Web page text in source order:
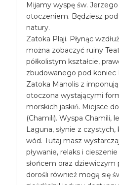
Mijamy wyspę św.
otoczeniem. Będziesz
natury.
Zatoka Plaji. Płynąc
można zobaczyć ruiny
półkolistym kształcie,
zbudowanego pod koniec
Zatoka Manolis z
otoczona wystającymi
morskich jaskiń. Miejsce
(Chamili). Wyspa Chamili,
Laguna, słynie z
wód. Tutaj masz
pływanie, relaks i
słońcem oraz
dorośli również mogą się